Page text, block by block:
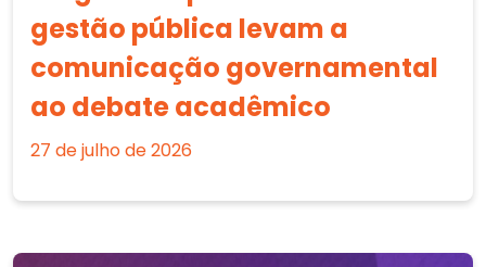
gestão pública levam a
comunicação governamental
ao debate acadêmico
27 de julho de 2026